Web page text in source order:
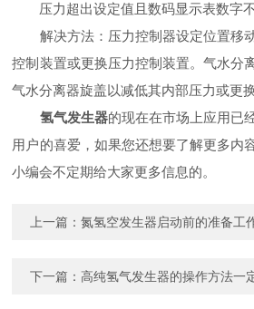
压力超出设定值且数码显示表数字
解决方法：压力控制器设定位置移
控制装置或更换压力控制装置。气水分
气水分离器旋盖以减低其内部压力或更
氢气发生器的现在在市场上应用已
用户的喜爱，如果您还想要了解更多内
小编会不定期给大家更多信息的。
上一篇：氮氢空发生器启动前的准备工
下一篇：高纯氢气发生器的操作方法一